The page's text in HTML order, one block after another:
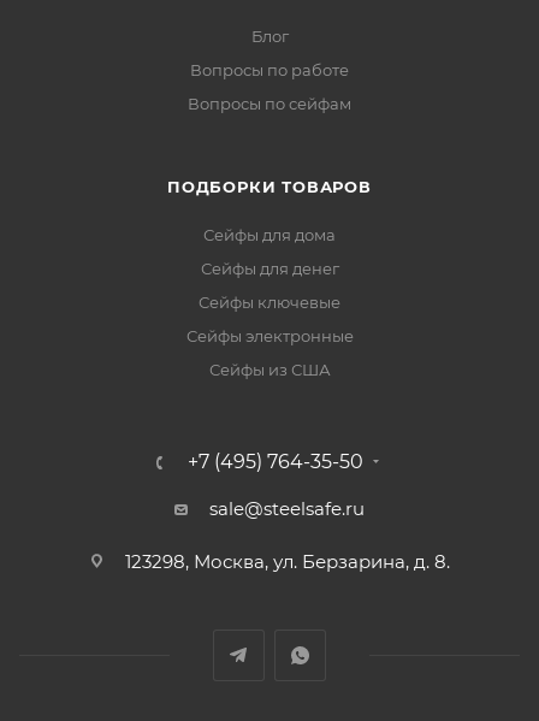
Блог
Вопросы по работе
Вопросы по сейфам
ПОДБОРКИ ТОВАРОВ
Сейфы для дома
Сейфы для денег
Сейфы ключевые
Сейфы электронные
Сейфы из США
+7 (495) 764-35-50
sale@steelsafe.ru
123298, Москва, ул. Берзарина, д. 8.